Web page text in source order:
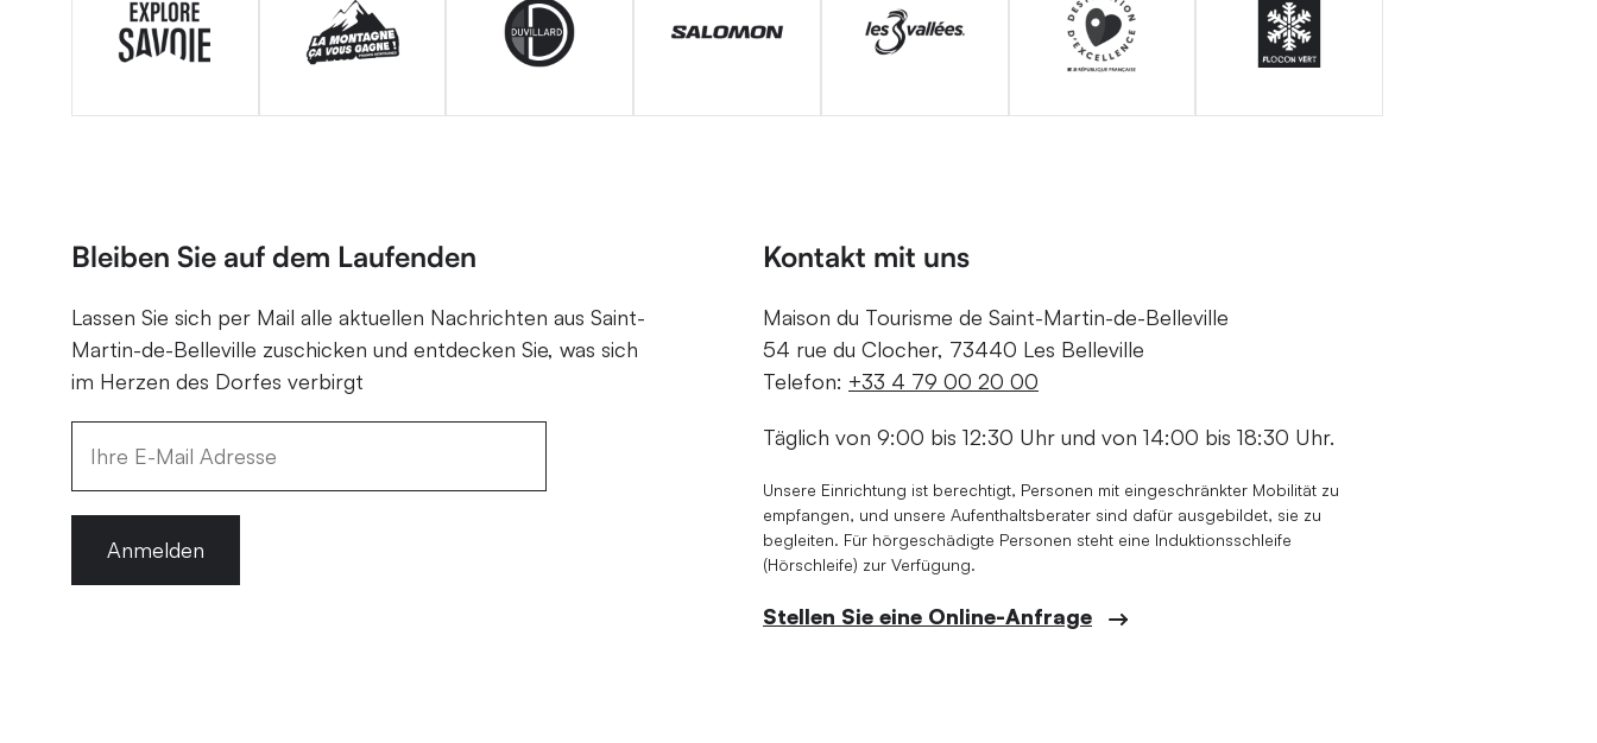
Bleiben Sie auf dem Laufenden
Lassen Sie sich per Mail alle aktuellen Nachrichten aus Saint-
Martin-de-Belleville zuschicken und entdecken Sie, was sich
im Herzen des Dorfes verbirgt
Anmelden
Kontakt mit uns
Maison du Tourisme de Saint-Martin-de-Belleville
54 rue du Clocher, 73440 Les Belleville
Telefon: +33 4 79 00 20 00
Täglich von 9:00 bis 12:30 Uhr und von 14:00 bis 18:30 Uhr.
Unsere Einrichtung ist berechtigt, Personen mit eingeschränkter Mobilität zu
empfangen, und unsere Aufenthaltsberater sind dafür ausgebildet, sie zu
begleiten. Für hörgeschädigte Personen steht eine Induktionsschleife
(Hörschleife) zur Verfügung.
Stellen Sie eine Online-Anfrage